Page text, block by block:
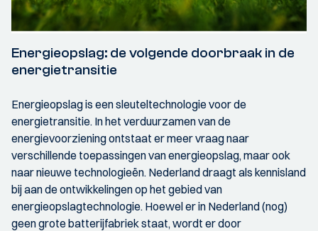
Energieopslag: de volgende doorbraak in de
energietransitie
Energieopslag is een sleuteltechnologie voor de
energietransitie. In het verduurzamen van de
energievoorziening ontstaat er meer vraag naar
verschillende toepassingen van energieopslag, maar ook
naar nieuwe technologieën. Nederland draagt als kennisland
bij aan de ontwikkelingen op het gebied van
energieopslagtechnologie. Hoewel er in Nederland (nog)
geen grote batterijfabriek staat, wordt er door